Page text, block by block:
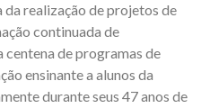
realização de projetos de
continuada de
centena de programas de
ensinante a alunos da
durante seus 47 anos de